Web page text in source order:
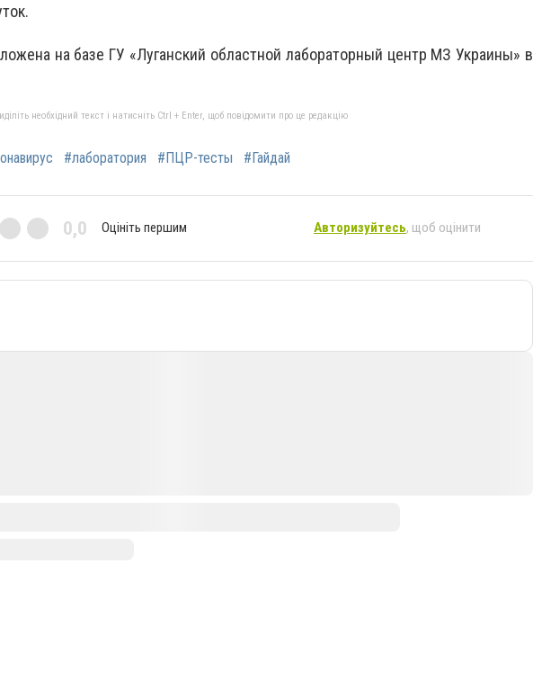
на базе ГУ «Луганский областной лабораторный центр МЗ Украины» в
необхідний текст і натисніть Ctrl + Enter, щоб повідомити про це редакцію
#лаборатория #ПЦР-тесты #Гайдай
0,0 Оцініть першим Авторизуйтесь, щоб оцінити